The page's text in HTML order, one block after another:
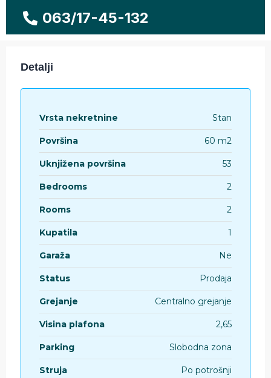
063/17-45-132
Detalji
Vrsta nekretnine Stan
Površina 60 m2
Uknjižena površina 53
Bedrooms 2
Rooms 2
Kupatila 1
Garaža Ne
Status Prodaja
Grejanje Centralno grejanje
Visina plafona 2,65
Parking Slobodna zona
Struja Po potrošnji